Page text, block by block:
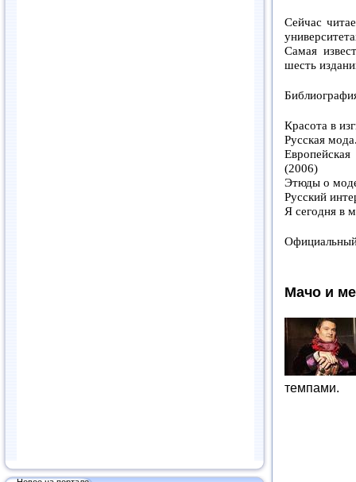
Сейчас
Самая
шесть
Красота в
Русская
(2006)
Этюды о
Русский
Я сегодня в
Мачо и
темпами.